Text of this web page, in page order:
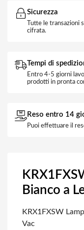
Sicurezza
Tutte le transazioni
cifrata.
Tempi di
Entro 4-5 giorni
prodotti in pronta
Reso entro 14
Puoi effettuare il
Bianco a
KRX1FXSW
Vac